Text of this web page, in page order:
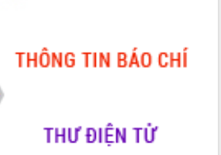
Quy
2030,
các